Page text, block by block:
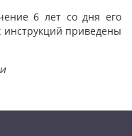
6 лет со дня его
инструкций приведены